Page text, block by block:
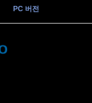
PC 버전